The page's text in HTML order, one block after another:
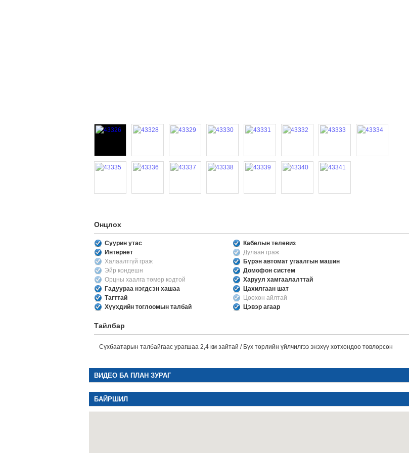
Онцлох
Суурин утас
Кабелын телевиз
Интернет
Дулаан граж
Халаалтгүй граж
Бүрэн автомат угаалгын машин
Эйр кондешн
Домофон систем
Орцны хаалга төмөр кодтой
Харуул хамгаалалттай
Гадуураа нэгдсэн хашаа
Цахилгаан шат
Тагттай
Цөөхөн айлтай
Хүүхдийн тоглоомын талбай
Цэвэр агаар
Тайлбар
Сүхбаатарын талбайгаас урагшаа 2,4 км зайтай / Бүх төрлийн үйлчилгээ энэхүү хотхондоо төвлөрсөн
ВИДЕО БА ПЛАН ЗУРАГ
БАЙРШИЛ